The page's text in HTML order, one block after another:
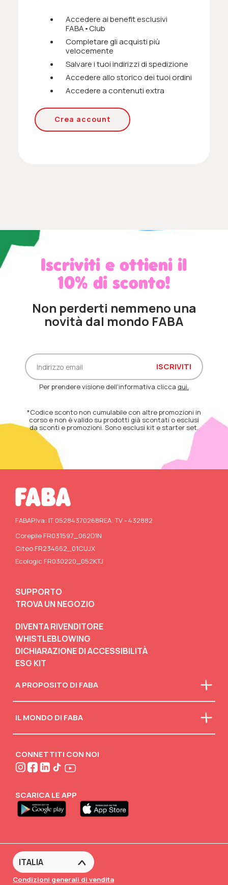
Accedere ai benefit esclusivi
FABA•Club
Completare gli acquisti più
velocemente
Salvare i tuoi indirizzi di spedizione
Accedere allo storico dei tuoi ordini
Accedere a contenuti extra
Crea account
Iscriviti e ottieni il
10% di sconto!
Non perderti nemmeno una
novità dal mondo FABA
Per prendere visione dell'informativa clicca qui.
*Codice sconto non cumulabile con altre promozioni in
corso e non è valido su prodotti già scontati o esclusi
da sconti e promozioni. Sono esclusi kit e starter set.
FABAP.Iva: IT 05284370268REA: TV - 432882
Corepile FR031597_062D1N
Citeo FR234662_01CUJX
Ecologic FR030220_052KTJ
SUPPORTO
TROVA UN NEGOZIO
DIVENTA RIVENDITORE
WHISTLEBLOWING
DICHIARAZIONE DI ACCESSIBILITÀ
ESG KIT
A PROPOSITO DI FABA
La nostra mission
Faba in classe
IL MONDO DI FABA
Attività creative
FABA•BLOG
CONNETTITI CON NOI
SCARICA LE APP
Condizioni generali di vendita